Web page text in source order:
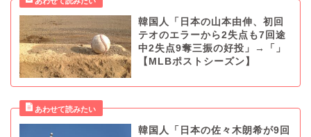
韓国人「日本の山本由伸、初回
テオのエラーから2失点も7回途
中2失点9奪三振の好投」→「」
【MLBポストシーズン】
韓国人「日本の佐々木朗希が9回